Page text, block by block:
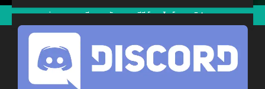
ตอนที่ 8
ธันวาคม 6, 2022
ตอนที่ 7
ตอนที่ 6 ตอนที่ 5
jav xxxจีน มังงะ ซีรีย์ออนไลน์ คลิปหลุด